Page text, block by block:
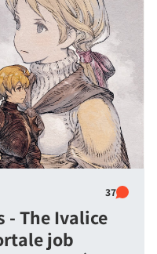
37
- The Ivalice
job